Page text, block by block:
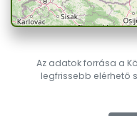
Az adatok forrása a
legfrissebb elérhető